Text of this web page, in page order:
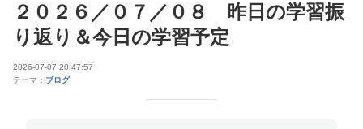
２０２６／０７／０８ 昨日の学習振
り返り＆今日の学習予定
2026-07-07 20:47:57
テーマ： ブログ